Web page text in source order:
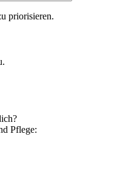
priorisieren.
Pflege: